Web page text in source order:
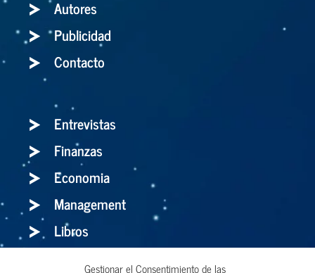
Gestionar el Consentimiento de las
Autores
Publicidad
Contacto
Entrevistas
Finanzas
Economia
Management
Libros